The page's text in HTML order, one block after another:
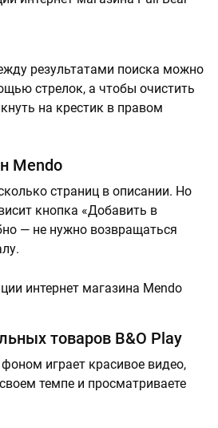
результатами поиска можно
стрелок, а чтобы очистить
на крестик в правом
Mendo
страниц в описании. Но
кнопка «Добавить в
— не нужно возвращаться
товаров B&O Play
играет красивое видео,
темпе и просматриваете